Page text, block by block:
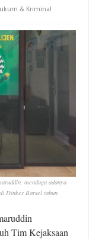
& Kriminal
menduga adanya
Dinkes Barsel tahun
Tim Kejaksaan